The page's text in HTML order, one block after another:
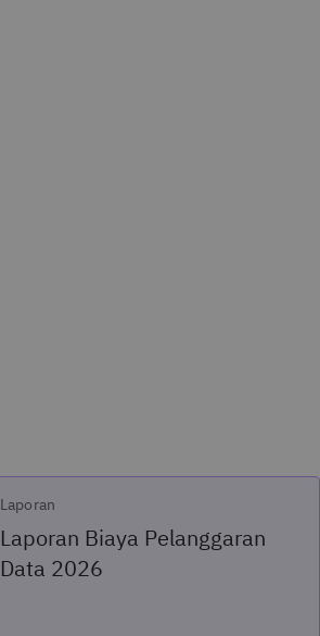
Laporan
Laporan Biaya Pelanggaran
Data 2026